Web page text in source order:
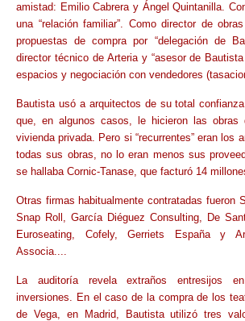
amistad: Emilio Cabrera y Ángel Quintanilla.
una “relación familiar”. Como director de
propuestas de compra por “delegación de
director técnico de Arteria y “asesor de
espacios y negociación con vendedores
Bautista usó a arquitectos de su total
que, en algunos casos, le hicieron las obras
vivienda privada. Pero si “recurrentes” eran los
todas sus obras, no lo eran menos sus
se hallaba Cornic-Tanase, que facturó 14
Otras firmas habitualmente contratadas fueron
Snap Roll, García Diéguez Consulting, De
Euroseating, Cofely, Gerriets España y
Associa....
La auditoría revela extraños entresijos
inversiones. En el caso de la compra de los
de Vega, en Madrid, Bautista utilizó tres